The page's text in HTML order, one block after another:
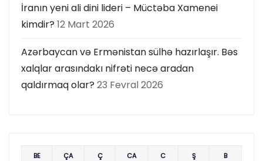
İranın yeni ali dini lideri – Müctəba Xamenei
kimdir? 12 Mart 2026
Azərbaycan və Ermənistan sülhə hazırlaşır. Bəs
xalqlar arasındakı nifrəti necə aradan
qaldırmaq olar? 23 Fevral 2026
BE ÇA Ç CA C Ş B